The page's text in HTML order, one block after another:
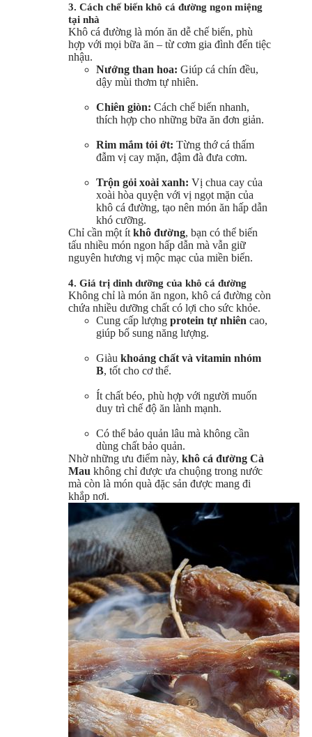
3. Cách chế biến khô cá đường ngon miệng
tại nhà
Khô cá đường là món ăn dễ chế biến, phù
hợp với mọi bữa ăn – từ cơm gia đình đến tiệc
nhậu.
Nướng than hoa: Giúp cá chín đều,
dậy mùi thơm tự nhiên.
Chiên giòn: Cách chế biến nhanh,
thích hợp cho những bữa ăn đơn giản.
Rim mắm tỏi ớt: Từng thớ cá thấm
đẫm vị cay mặn, đậm đà đưa cơm.
Trộn gỏi xoài xanh: Vị chua cay của
xoài hòa quyện với vị ngọt mặn của
khô cá đường, tạo nên món ăn hấp dẫn
khó cưỡng.
Chỉ cần một ít khô đường, bạn có thể biến
tấu nhiều món ngon hấp dẫn mà vẫn giữ
nguyên hương vị mộc mạc của miền biển.
4. Giá trị dinh dưỡng của khô cá đường
Không chỉ là món ăn ngon, khô cá đường còn
chứa nhiều dưỡng chất có lợi cho sức khỏe.
Cung cấp lượng protein tự nhiên cao,
giúp bổ sung năng lượng.
Giàu khoáng chất và vitamin nhóm
B, tốt cho cơ thể.
Ít chất béo, phù hợp với người muốn
duy trì chế độ ăn lành mạnh.
Có thể bảo quản lâu mà không cần
dùng chất bảo quản.
Nhờ những ưu điểm này, khô cá đường Cà
Mau không chỉ được ưa chuộng trong nước
mà còn là món quà đặc sản được mang đi
khắp nơi.